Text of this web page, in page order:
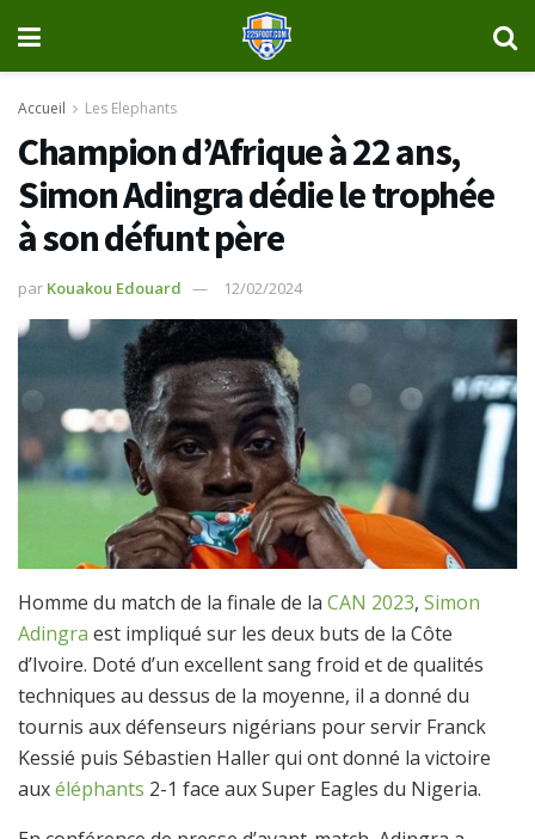
Accueil Les Elephants
Champion d’Afrique à 22 ans,
Simon Adingra dédie le trophée
à son défunt père
par Kouakou Edouard 12/02/2024
Homme du match de la finale de la CAN 2023, Simon
Adingra est impliqué sur les deux buts de la Côte
d’Ivoire. Doté d’un excellent sang froid et de qualités
techniques au dessus de la moyenne, il a donné du
tournis aux défenseurs nigérians pour servir Franck
Kessié puis Sébastien Haller qui ont donné la victoire
auxéléphants 2-1 face aux Super Eagles du Nigeria.